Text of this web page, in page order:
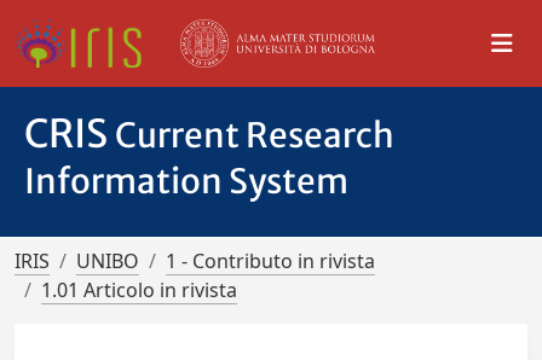
CRIS Current Research
Information System
IRIS UNIBO
1 - Contributo in rivista
1.01 Articolo in rivista